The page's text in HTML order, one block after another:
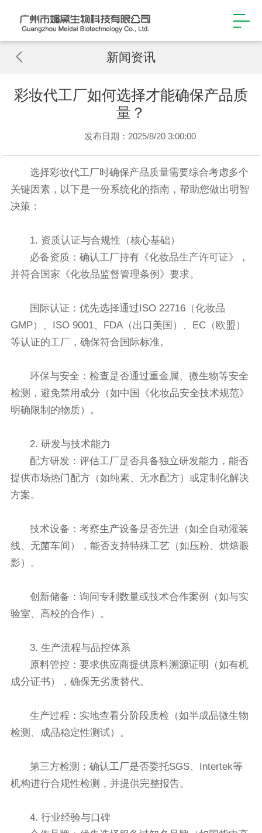
新闻资讯
彩妆代工厂如何选择才能确保产品质
量？
发布日期：2025/8/20 3:00:00
选择彩妆代工厂时确保产品质量需要综合考虑多个
关键因素，以下是一份系统化的指南，帮助您做出明智
决策：
1. 资质认证与合规性（核心基础）
必备资质：确认工厂持有《化妆品生产许可证》，
并符合国家《化妆品监督管理条例》要求。
国际认证：优先选择通过ISO 22716（化妆品
GMP）、ISO 9001、FDA（出口美国）、EC（欧盟）
等认证的工厂，确保符合国际标准。
环保与安全：检查是否通过重金属、微生物等安全
检测，避免禁用成分（如中国《化妆品安全技术规范》
明确限制的物质）。
2. 研发与技术能力
配方研发：评估工厂是否具备独立研发能力，能否
提供市场热门配方（如纯素、无水配方）或定制化解决
方案。
技术设备：考察生产设备是否先进（如全自动灌装
线、无菌车间），能否支持特殊工艺（如压粉、烘焙眼
影）。
创新储备：询问专利数量或技术合作案例（如与实
验室、高校的合作）。
3. 生产流程与品控体系
原料管控：要求供应商提供原料溯源证明（如有机
成分证书），确保无劣质替代。
生产过程：实地查看分阶段质检（如半成品微生物
检测、成品稳定性测试）。
第三方检测：确认工厂是否委托SGS、Intertek等
机构进行合规性检测，并提供完整报告。
4. 行业经验与口碑